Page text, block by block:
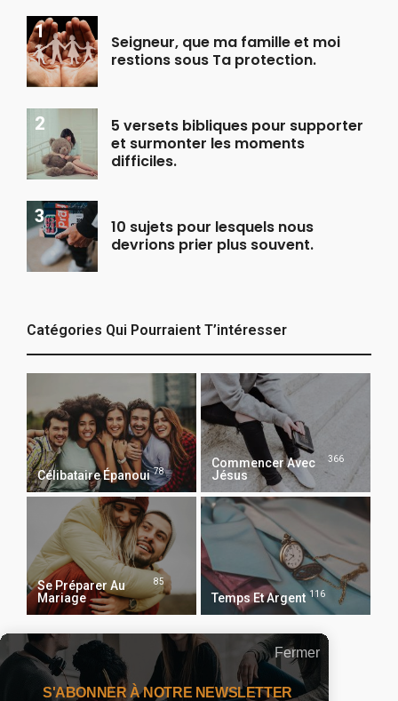
Seigneur, que ma famille et moi
restions sous Ta protection.
5 versets bibliques pour supporter
et surmonter les moments
difficiles.
10 sujets pour lesquels nous
devrions prier plus souvent.
Catégories Qui Pourraient T’intéresser
Célibataire Épanoui 78
Commencer Avec
Jésus
366
Se Préparer Au
Mariage
85
Temps Et Argent 116
Recevoir Notre Newsletter Chaque Matin
Fermer
S'ABONNER À NOTRE NEWSLETTER